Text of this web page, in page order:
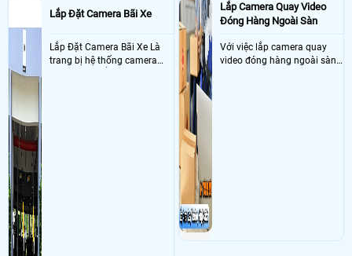
Lắp Đặt Camera Bãi Xe
Lắp Đặt Camera Bãi Xe Là
trang bị hệ thống camera
Lắp Camera Quay Video
Đóng Hàng Ngoài Sàn
Với việc lắp camera quay
video đóng hàng ngoài sàn